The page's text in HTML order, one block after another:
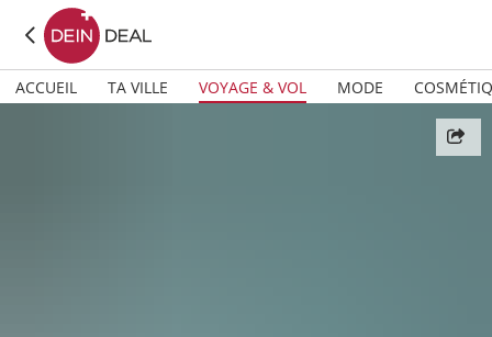
ACCUEIL TA VILLE VOYAGE & VOL MODE